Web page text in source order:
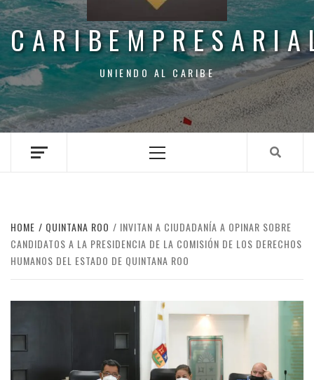
UNIENDO AL CARIBE
Menu
HOME QUINTANA ROO
INVITAN A CIUDADANÍA A OPINAR SOBRE
CANDIDATOS A LA PRESIDENCIA DE LA COMISIÓN DE LOS DERECHOS
HUMANOS DEL ESTADO DE QUINTANA ROO